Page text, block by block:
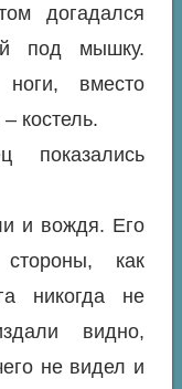
догадался
под мышку.
вместо
костель.
и вождя. Его
как
никогда не
видно,
не видел и